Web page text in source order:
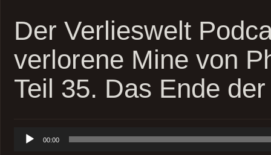
Der Verlieswelt
verlorene Mine von
Teil 35. Das Ende
Audio-
Player
00:00